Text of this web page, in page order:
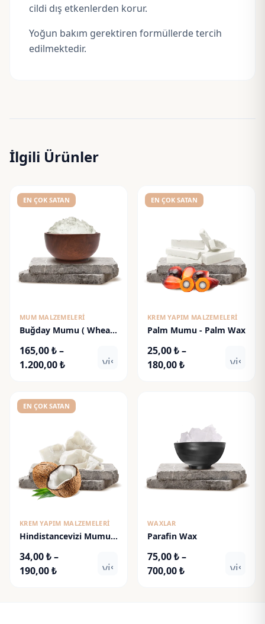
cildi dış etkenlerden korur.
Yoğun bakım gerektiren formüllerde tercih
edilmektedir.
İlgili Ürünler
EN ÇOK SATAN
MUM MALZEMELERI
Buğday Mumu ( Wheat
165,00₺–
1.200,00₺Fiyat
-
visibility
EN ÇOK SATAN
KREM YAPIM MALZEMELERI
Palm Mumu - Palm Wax
25,00₺–
180,00₺Fiyat
EN ÇOK SATAN
KREM YAPIM MALZEMELERI
Hindistancevizi Mumu
34,00₺–
190,00₺Fiyat
visibility
WAXLAR
Parafin Wax
75,00₺–
700,00₺Fiyat